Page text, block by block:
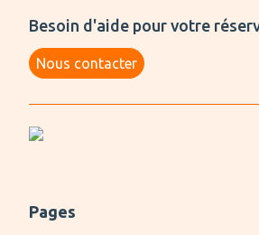
Besoin d'aide pour votre
Nous contacter
Pages